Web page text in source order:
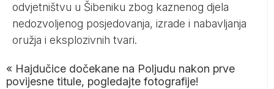
odvjetništvu u Šibeniku zbog kaznenog djela
nedozvoljenog posjedovanja, izrade i nabavljanja
oružja i eksplozivnih tvari.
« Hajdučice dočekane na Poljudu nakon prve
povijesne titule, pogledajte fotografije!